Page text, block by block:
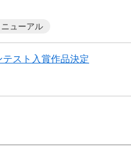
ューアル
スト入賞作品決定